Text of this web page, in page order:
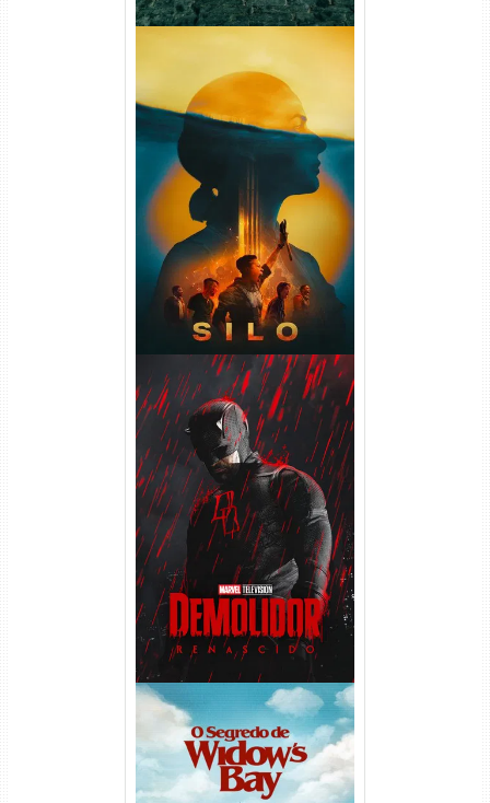
Silo 2ª Temporada (2024)
WEB-DL 1080p Dual Áudio
Demolidor: Renascido 2ª
Temporada (2026) WEB-DL
1080p Dual Áudio